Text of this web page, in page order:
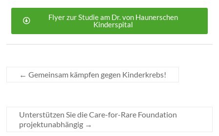
Flyer zur Studie am Dr. von Haunerschen
Kinderspital
← Gemeinsam kämpfen gegen Kinderkrebs!
Unterstützen Sie die Care-for-Rare Foundation
projektunabhängig →